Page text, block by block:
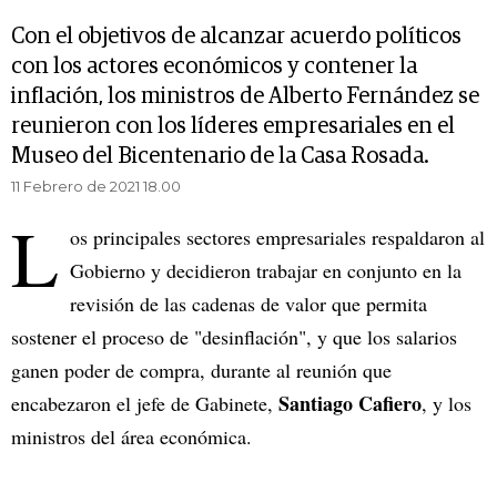
Con el objetivos de alcanzar acuerdo políticos
con los actores económicos y contener la
inflación, los ministros de Alberto Fernández se
reunieron con los líderes empresariales en el
Museo del Bicentenario de la Casa Rosada.
11 Febrero de 2021 18.00
L os principales sectores empresariales respaldaron al
Gobierno y decidieron trabajar en conjunto en la
revisión de las cadenas de valor que permita
sostener el proceso de "desinflación", y que los salarios
ganen poder de compra, durante al reunión que
encabezaron el jefe de Gabinete, Santiago Cafiero, y los
ministros del área económica.